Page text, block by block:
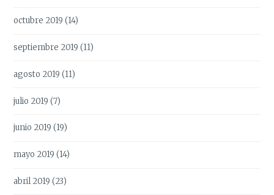
octubre 2019 (14)
septiembre 2019 (11)
agosto 2019 (11)
julio 2019 (7)
junio 2019 (19)
mayo 2019 (14)
abril 2019 (23)